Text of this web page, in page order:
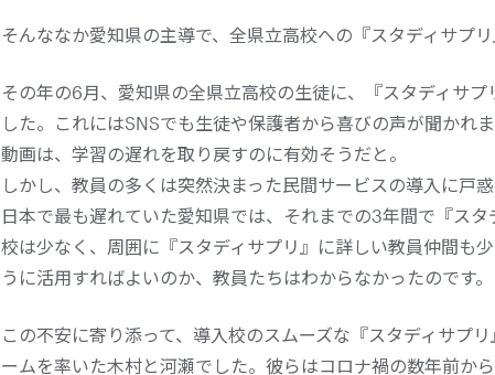
そんななか愛知県の主導で、全県立高校への『スタディサプリ
その年の6月、愛知県の全県立高校の生徒に、『スタディサ
した。これにはSNSでも生徒や保護者から喜びの声が聞かれ
動画は、学習の遅れを取り戻すのに有効そうだと。
しかし、教員の多くは突然決まった民間サービスの導入に戸
日本で最も遅れていた愛知県では、それまでの3年間で『ス
校は少なく、周囲に『スタディサプリ』に詳しい教員仲間も
うに活用すればよいのか、教員たちはわからなかったのです。
この不安に寄り添って、導入校のスムーズな『スタディサプ
ームを率いた木村と河瀬でした。彼らはコロナ禍の数年前か